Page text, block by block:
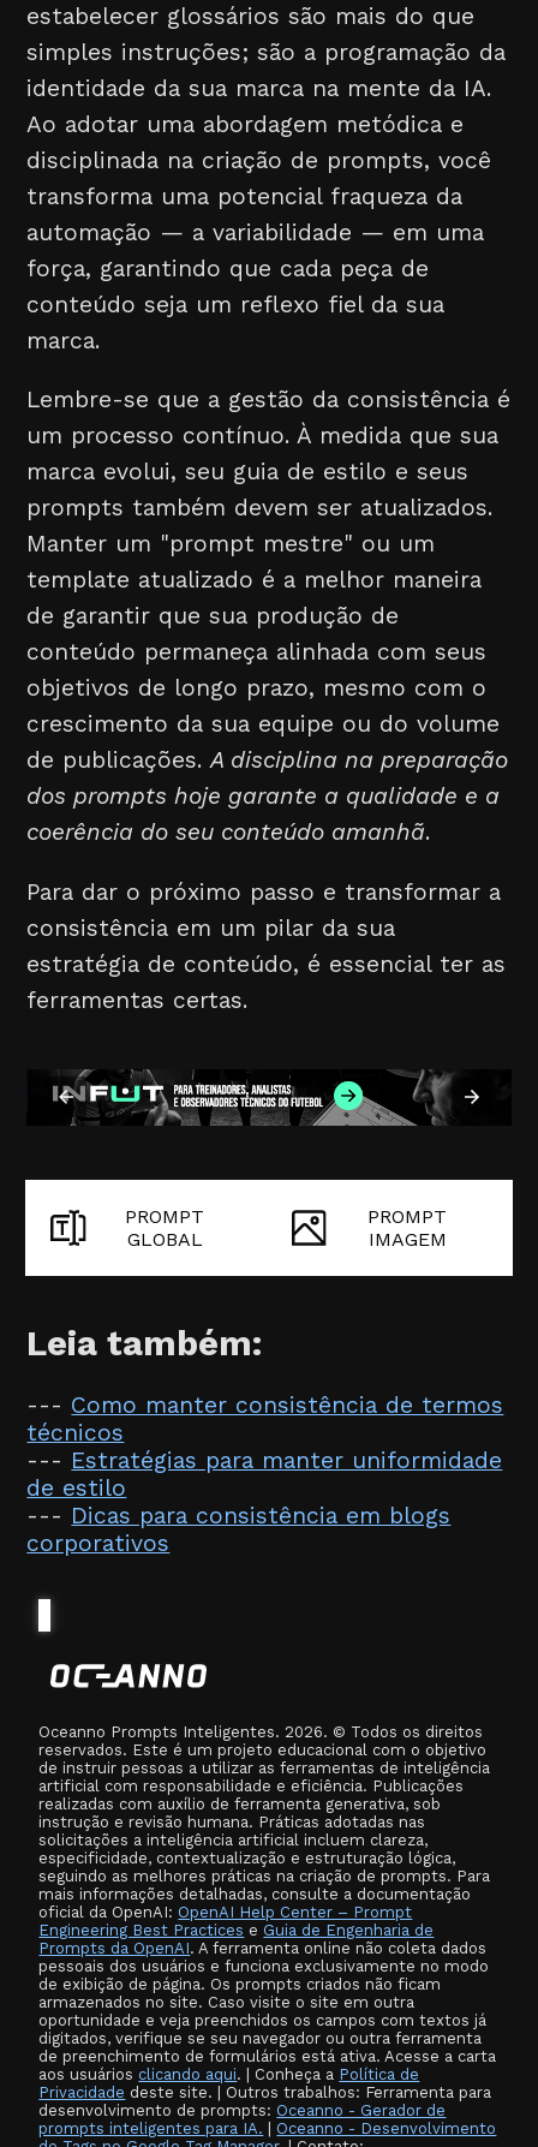
estabelecer glossários são mais do que
simples instruções; são a programação da
identidade da sua marca na mente da IA.
Ao adotar uma abordagem metódica e
disciplinada na criação de prompts, você
transforma uma potencial fraqueza da
automação — a variabilidade — em uma
força, garantindo que cada peça de
conteúdo seja um reflexo fiel da sua
marca.
Lembre-se que a gestão da consistência é
um processo contínuo. À medida que sua
marca evolui, seu guia de estilo e seus
prompts também devem ser atualizados.
Manter um "prompt mestre" ou um
template atualizado é a melhor maneira
de garantir que sua produção de
conteúdo permaneça alinhada com seus
objetivos de longo prazo, mesmo com o
crescimento da sua equipe ou do volume
de publicações.A disciplina na preparação
dos prompts hoje garante a qualidade e a
coerência do seu conteúdo amanhã.
Para dar o próximo passo e transformar a
consistência em um pilar da sua
estratégia de conteúdo, é essencial ter as
ferramentas certas.
PROMPT
GLOBAL
PROMPT
IMAGEM
Leia também:
--- Como manter consistência de termos
técnicos
--- Estratégias para manter uniformidade
de estilo
--- Dicas para consistência em blogs
corporativos
Oceanno Prompts Inteligentes. 2026. © Todos os direitos
reservados. Este é um projeto educacional com o objetivo
de instruir pessoas a utilizar as ferramentas de inteligência
artificial com responsabilidade e eficiência. Publicações
realizadas com auxílio de ferramenta generativa, sob
instrução e revisão humana. Práticas adotadas nas
solicitações a inteligência artificial incluem clareza,
especificidade, contextualização e estruturação lógica,
seguindo as melhores práticas na criação de prompts. Para
mais informações detalhadas, consulte a documentação
oficial da OpenAI: OpenAI Help Center – Prompt
Engineering Best Practices e Guia de Engenharia de
Prompts da OpenAI. A ferramenta online não coleta dados
pessoais dos usuários e funciona exclusivamente no modo
de exibição de página. Os prompts criados não ficam
armazenados no site. Caso visite o site em outra
oportunidade e veja preenchidos os campos com textos já
digitados, verifique se seu navegador ou outra ferramenta
de preenchimento de formulários está ativa. Acesse a carta
aos usuários clicando aqui. | Conheça a Política de
Privacidade deste site. | Outros trabalhos: Ferramenta para
desenvolvimento de prompts: Oceanno - Gerador de
prompts inteligentes para IA.
Oceanno - Desenvolvimento